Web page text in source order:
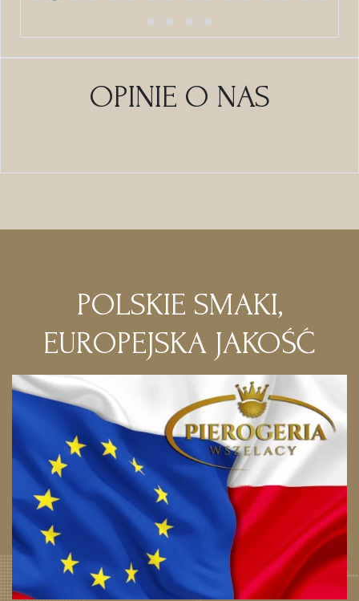
OPINIE O NAS
POLSKIE SMAKI,
EUROPEJSKA JAKOŚĆ